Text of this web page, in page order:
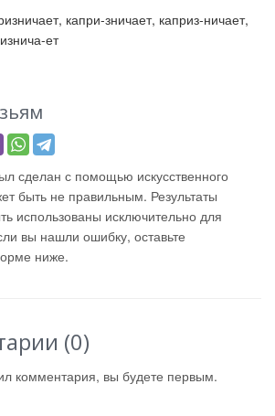
капри-зничает, каприз-ничает,
ет
сделан с помощью искусственного
быть не правильным. Результаты
использованы исключительно для
вы нашли ошибку, оставьте
ниже.
(0)
комментария, вы будете первым.